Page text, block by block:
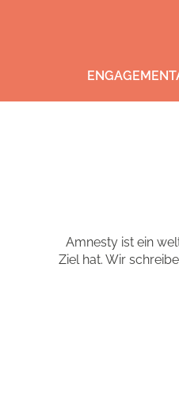
Amnesty ist ein
Ziel hat. Wir